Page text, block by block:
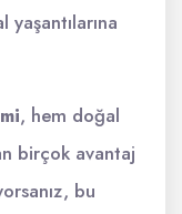
, hem doğal
birçok avantaj
bu